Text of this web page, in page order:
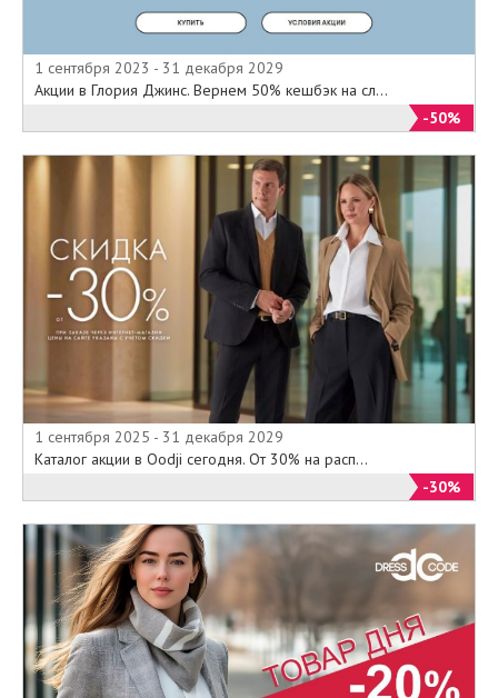
1 сентября 2023 - 31 декабря 2029
Акции в Глория Джинс. Вернем 50% кешбэк на сл...
-50%
1 сентября 2025 - 31 декабря 2029
Каталог акции в Oodji сегодня. От 30% на расп...
-30%